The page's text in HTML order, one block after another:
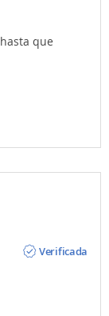
que
Verificada